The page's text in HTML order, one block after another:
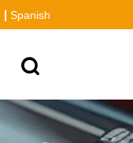
Spanish